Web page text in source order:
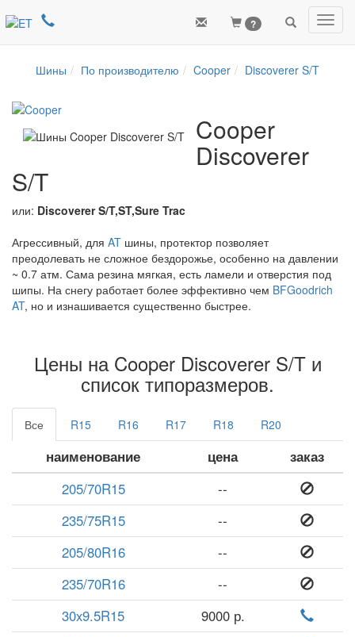
?
Шины По производителю Cooper Discoverer S/T
Cooper
Discoverer
S/T
или: Discoverer S/T,ST,Sure Trac
Агрессивный, для AT шины, протектор позволяет
преодолевать не сложное бездорожье, особенно на давлении
~ 0.7 атм. Сама резина мягкая, есть ламели и отверстия под
шипы. На снегу работает более эффективно чем BFGoodrich
AT, но и изнашивается существенно быстрее.
Цены на Cooper Discoverer S/T и
список типоразмеров.
Все R15 R16 R17 R18 R20
наименование цена
заказ
205/70R15
--
235/75R15
--
205/80R16
--
235/70R16
--
30x9.5R15
9000 р.